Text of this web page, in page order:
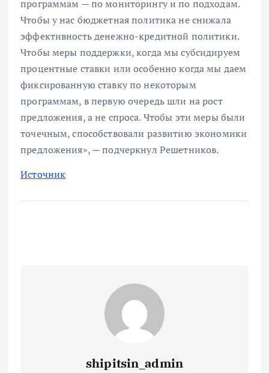
программам — по мониторингу и по подходам.
Чтобы у нас бюджетная политика не снижала
эффективность денежно-кредитной политики.
Чтобы меры поддержки, когда мы субсидируем
процентные ставки или особенно когда мы даем
фиксированную ставку по некоторым
программам, в первую очередь шли на рост
предложения, а не спроса. Чтобы эти меры были
точечным, способствовали развитию экономики
предложения», — подчеркнул Решетников.
Источник
shipitsin_admin